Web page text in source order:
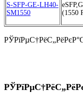
S-SFP-GE-LH40-
SM1550
(1550